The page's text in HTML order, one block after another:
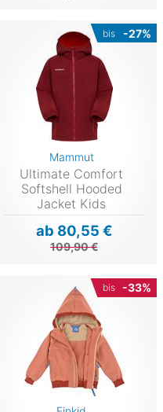
bis -27%
Mammut
Ultimate Comfort
Softshell Hooded
Jacket Kids
ab 80,55 €
109,90 €
bis -33%